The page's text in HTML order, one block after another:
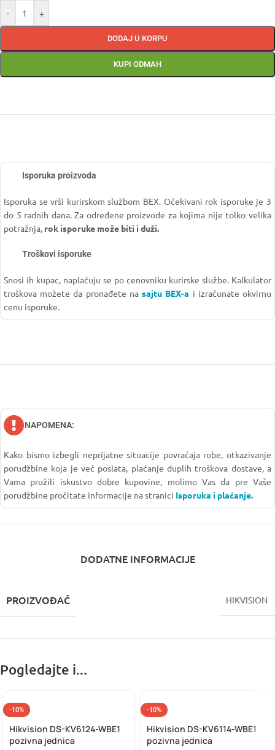
- +
DODAJ U KORPU
KUPI ODMAH
Isporuka proizvoda
Isporuka se vrši kurirskom službom BEX. Očekivani rok isporuke je 3
do 5 radnih dana. Za određene proizvode za kojima nije tolko velika
potražnja, rok isporuke može biti i duži.
Troškovi isporuke
Snosi ih kupac, naplaćuju se po cenovniku kurirske službe. Kalkulator
troškova možete da pronađete nasajtu BEX-a i izračunate okvirnu
cenu isporuke.
NAPOMENA:
Kako bismo izbegli neprijatne situacije povraćaja robe, otkazivanje
porudžbine koja je već poslata, plaćanje duplih troškova dostave, a
Vama pružili iskustvo dobre kupovine, molimo Vas da pre Vaše
porudžbine pročitate informacije na stranici Isporuka i plaćanje.
DODATNE INFORMACIJE
PROIZVOĐAČ HIKVISION
Pogledajte i...
-10%
Hikvision DS-KV6124-WBE1
pozivna jednica
-10%
Hikvision DS-KV6114-WBE1
pozivna jednica